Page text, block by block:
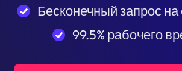
Бесконечный запрос
99.5% рабочего